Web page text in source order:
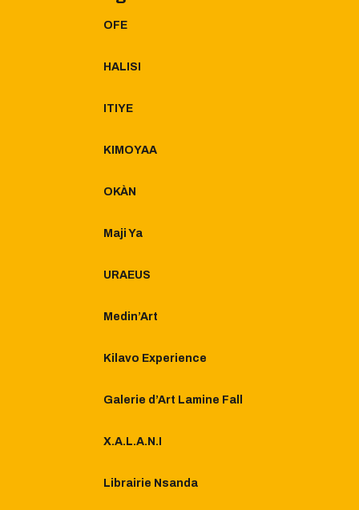
OFE
HALISI
ITIYE
KIMOYAA
OKÀN
Maji Ya
URAEUS
Medin’Art
Kilavo Experience
Galerie d’Art Lamine Fall​
X.A.L.A.N.I
Librairie Nsanda